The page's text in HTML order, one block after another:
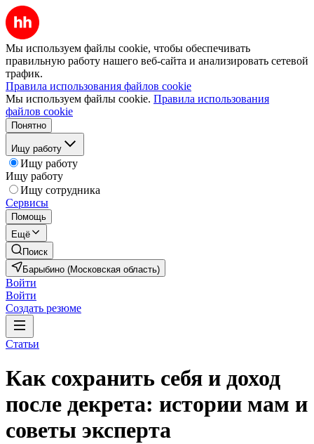
Мы используем файлы cookie, чтобы обеспечивать
правильную работу нашего веб-сайта и анализировать сетевой
трафик.
Правила использования файлов cookie
Мы используем файлы cookie. Правила использования
файлов cookie
Понятно
Ищу работу
Ищу работу
Ищу работу
Ищу сотрудника
Сервисы
Помощь
Ещё
Поиск
Барыбино (Московская область)
Войти
Войти
Создать резюме
Статьи
Как сохранить себя и доход
после декрета: истории мам и
советы эксперта